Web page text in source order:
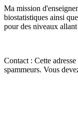
Ma mission
biostatistiques ainsi
pour des niveaux
Contact : Cette
spammeurs. Vous